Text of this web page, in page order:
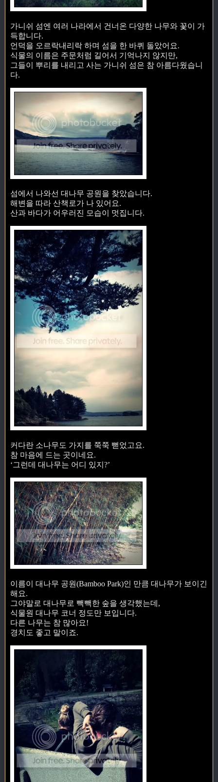
가니쉬 섬엔 여러 나라에서 건너온 다양한 나무와 꽃이 가
득합니다.
언덕을 오르락내리락 하며 섬을 한 바퀴 돌았어요.
식물의 이름은 주문처럼 길어서 기억나지 않지만,
그들이 뿌리를 내리고 사는 가니쉬 섬은 참 아름다웠습니
다.
섬에서 나와선 대나무 공원을 찾았습니다.
해변을 따라 산책로가 나 있어요.
산과 바다가 어우러진 모습이 멋집니다.
커다란 소나무도 가지를 쭉쭉 뻗었고요.
참 마음에 드는 곳이네요.
‘그런데 대나무는 어디 있지?’
이름이 대나무 공원(Bamboo Park)인 만큼 대나무가 보이긴
해요.
그야말로 대나무로 빽빽한 숲을 생각했는데,
식물원 대나무 코너 정도만 보입니다.
다른 나무는 참 많아요!
경치도 좋고 말이죠.